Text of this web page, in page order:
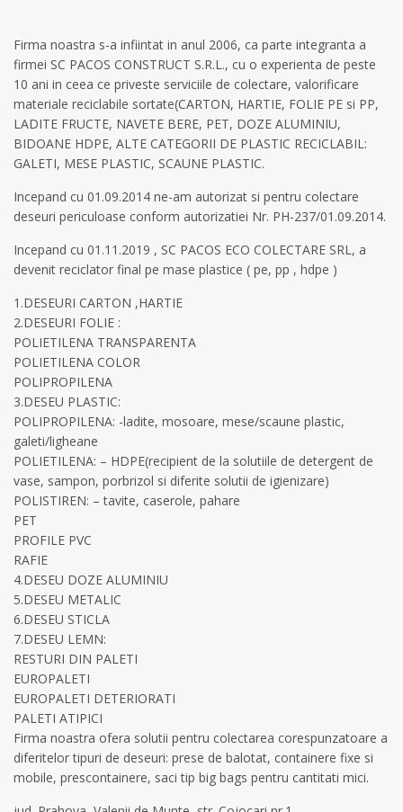
Firma noastra s-a infiintat in anul 2006, ca parte integranta a
firmei SC PACOS CONSTRUCT S.R.L., cu o experienta de peste
10 ani in ceea ce priveste serviciile de colectare, valorificare
materiale reciclabile sortate(CARTON, HARTIE, FOLIE PE si PP,
LADITE FRUCTE, NAVETE BERE, PET, DOZE ALUMINIU,
BIDOANE HDPE, ALTE CATEGORII DE PLASTIC RECICLABIL:
GALETI, MESE PLASTIC, SCAUNE PLASTIC.
Incepand cu 01.09.2014 ne-am autorizat si pentru colectare
deseuri periculoase conform autorizatiei Nr. PH-237/01.09.2014.
Incepand cu 01.11.2019 , SC PACOS ECO COLECTARE SRL, a
devenit reciclator final pe mase plastice ( pe, pp , hdpe )
1.DESEURI CARTON ,HARTIE
2.DESEURI FOLIE :
POLIETILENA TRANSPARENTA
POLIETILENA COLOR
POLIPROPILENA
3.DESEU PLASTIC:
POLIPROPILENA: -ladite, mosoare, mese/scaune plastic,
galeti/ligheane
POLIETILENA: – HDPE(recipient de la solutiile de detergent de
vase, sampon, porbrizol si diferite solutii de igienizare)
POLISTIREN: – tavite, caserole, pahare
PET
PROFILE PVC
RAFIE
4.DESEU DOZE ALUMINIU
5.DESEU METALIC
6.DESEU STICLA
7.DESEU LEMN:
RESTURI DIN PALETI
EUROPALETI
EUROPALETI DETERIORATI
PALETI ATIPICI
Firma noastra ofera solutii pentru colectarea corespunzatoare a
diferitelor tipuri de deseuri: prese de balotat, containere fixe si
mobile, prescontainere, saci tip big bags pentru cantitati mici.